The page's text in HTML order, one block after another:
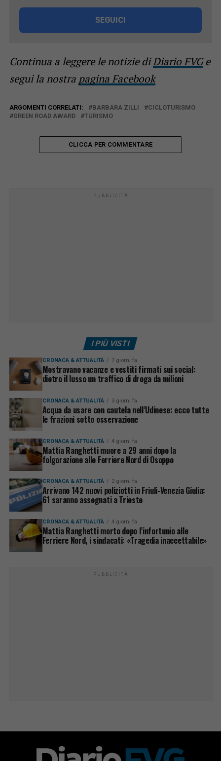
SEGUICI
Continua a leggere le notizie diDiario FVGe
segui la nostra pagina Facebook
ARGOMENTI CORRELATI: BARBARA ZILLI
CICLOTURISMO
GREEN ROAD AWARD
TURISMO
CLICCA PER COMMENTARE
PUBBLICITÀ
I PIÙ VISTI
CRONACA & ATTUALITÀ 7 giorni fa
Mostravano vacanze e vestiti firmati sui social:
dietro il lusso un traffico di droga da milioni
CRONACA & ATTUALITÀ 3 giorni fa
Acqua da usare con cautela nell’Udinese: ecco tutte
le frazioni sotto osservazione
CRONACA & ATTUALITÀ 4 giorni fa
Mattia Ranghetti muore a 29 anni dopo la
folgorazione alle Ferriere Nord di Osoppo
CRONACA & ATTUALITÀ 2 giorni fa
Arrivano 142 nuovi poliziotti in Friuli-Venezia Giulia:
61 saranno assegnati a Trieste
CRONACA & ATTUALITÀ 4 giorni fa
Mattia Ranghetti morto dopo l’infortunio alle
Ferriere Nord, i sindacati: «Tragedia inaccettabile»
PUBBLICITÀ